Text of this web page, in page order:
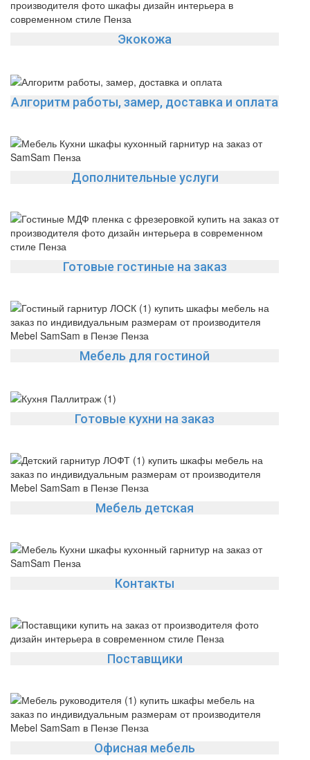
Экокожа
Алгоритм работы, замер, доставка и оплата
Дополнительные услуги
Готовые гостиные на заказ
Мебель для гостиной
Готовые кухни на заказ
Мебель детская
Контакты
Поставщики
Офисная мебель